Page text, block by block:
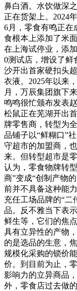
鼻白酒。水饮做深
正在货架上。2024
6月，零食有鸣正在
食根本上添加了米
在上海试停业，添
0测试店，增设了鲜
沙开出首家硬扣头
衣液。2025年以来
月，万辰集团旗下
鸣鸣很忙颁布发表
松鼠正在芜湖开出
牌零售商，转型为
品铺子以“鲜糊口”
守超市的加盟商，
来。但转型超市是
认为，零食物牌转
商”变成“创制产物
前并不具备这种能
充任工场品牌的“二
品。反不雅当下表
鲜生等，它们的焦
具有立异性的产物
的是选品的生意，
规模化采购的锁价
价。到目前为止，
影响力的立异商品
外，零食店过去做